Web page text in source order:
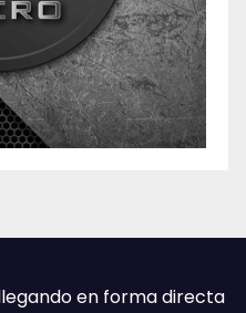
en forma directa